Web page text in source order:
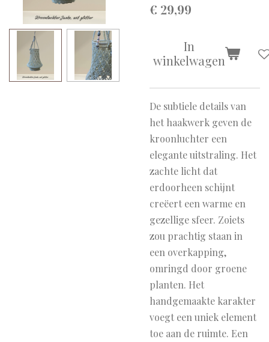
€ 29,99
In
winkelwagen
De subtiele details van
het haakwerk geven de
kroonluchter een
elegante uitstraling. Het
zachte licht dat
erdoorheen schijnt
creëert een warme en
gezellige sfeer. Zoiets
zou prachtig staan in
een overkapping,
omringd door groene
planten. Het
handgemaakte karakter
voegt een uniek element
toe aan de ruimte. Een